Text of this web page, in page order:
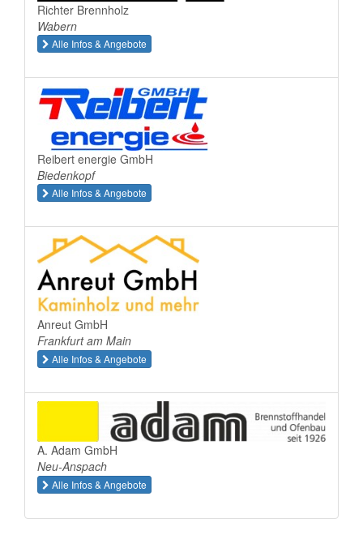
Richter Brennholz
Wabern
Alle Infos & Angebote
Reibert energie GmbH
Biedenkopf
Alle Infos & Angebote
Anreut GmbH
Frankfurt am Main
Alle Infos & Angebote
A. Adam GmbH
Neu-Anspach
Alle Infos & Angebote